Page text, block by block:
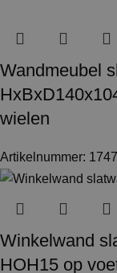
Wandmeubel
wielen
Artikelnummer:
Winkelwand
HOH15 op